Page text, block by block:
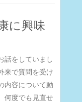
に興味
話をしていまし
来で質問を受け
内容について動
何度でも見直せ